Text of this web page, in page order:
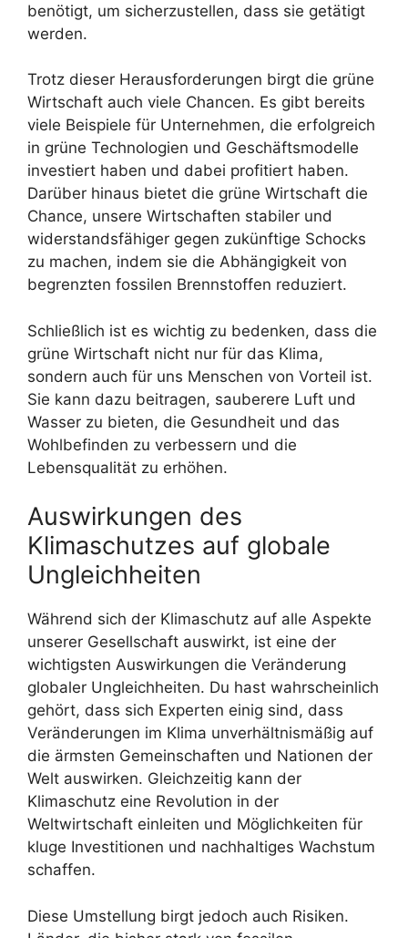
benötigt, um sicherzustellen, dass sie getätigt
werden.
Trotz dieser Herausforderungen birgt die grüne
Wirtschaft auch viele Chancen. Es gibt bereits
viele Beispiele für Unternehmen, die erfolgreich
in grüne Technologien und Geschäftsmodelle
investiert haben und dabei profitiert haben.
Darüber hinaus bietet die grüne Wirtschaft die
Chance, unsere Wirtschaften stabiler und
widerstandsfähiger gegen zukünftige Schocks
zu machen, indem sie die Abhängigkeit von
begrenzten fossilen Brennstoffen reduziert.
Schließlich ist es wichtig zu bedenken, dass die
grüne Wirtschaft nicht nur für das Klima,
sondern auch für uns Menschen von Vorteil ist.
Sie kann dazu beitragen, sauberere Luft und
Wasser zu bieten, die Gesundheit und das
Wohlbefinden zu verbessern und die
Lebensqualität zu erhöhen.
Auswirkungen des
Klimaschutzes auf globale
Ungleichheiten
Während sich der Klimaschutz auf alle Aspekte
unserer Gesellschaft auswirkt, ist eine der
wichtigsten Auswirkungen die Veränderung
globaler Ungleichheiten. Du hast wahrscheinlich
gehört, dass sich Experten einig sind, dass
Veränderungen im Klima unverhältnismäßig auf
die ärmsten Gemeinschaften und Nationen der
Welt auswirken. Gleichzeitig kann der
Klimaschutz eine Revolution in der
Weltwirtschaft einleiten und Möglichkeiten für
kluge Investitionen und nachhaltiges Wachstum
schaffen.
Diese Umstellung birgt jedoch auch Risiken.